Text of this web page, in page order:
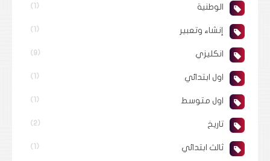
الوطنية (1)
إنشاء وتعبير (1)
انكليزي (9)
اول ابتدائي (1)
اول متوسط (1)
تاريخ (2)
ثالث ابتدائي (1)